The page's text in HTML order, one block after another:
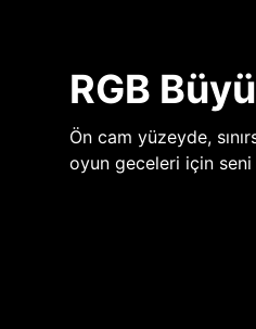
RGB
Ön cam yüzeyde,
oyun geceleri için